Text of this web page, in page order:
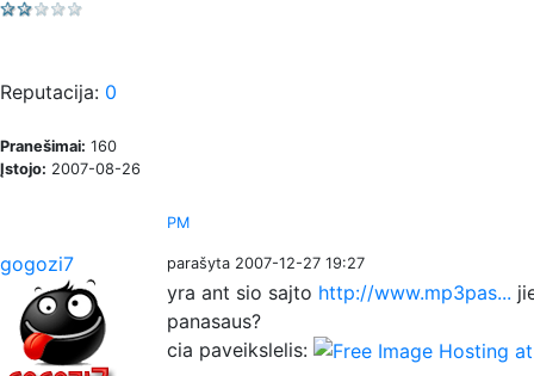
Reputacija: 0
Pranešimai: 160
Įstojo: 2007-08-26
PM
gogozi7 parašyta 2007-12-27 19:27
yra ant sio sajto http://www.mp3pas...
panasaus?
cia paveikslelis: